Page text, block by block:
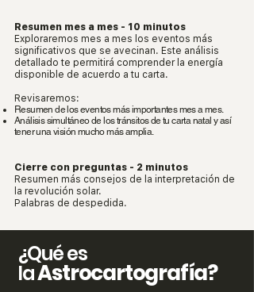
Resumen mes a mes - 10 minutos
Exploraremos mes a mes los eventos más
significativos que se avecinan. Este análisis
detallado te permitirá comprender la energía
disponible de acuerdo a tu carta.
Revisaremos:
Resumen de los eventos más importantes mes a mes.
Análisis simultáneo de los tránsitos de tu carta natal y así
tener una visión mucho más amplia.
Cierre con preguntas - 2 minutos
Resumen más consejos de la interpretación de
la revolución solar.
Palabras de despedida.
¿Qué es
laAstrocartografía?